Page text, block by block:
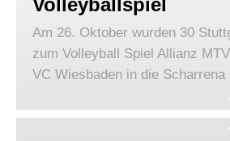
Volleyballspiel
Am 26. Oktober wurden 30
zum Volleyball Spiel Allianz
VC Wiesbaden in die